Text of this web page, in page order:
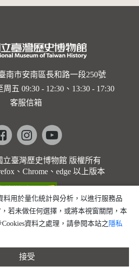
南市安南區長和路一段250號
五 09:30 - 12:30、13:30 - 17:30
客服信箱
Facebookinstagramyoutube
立臺灣歷史博物館 版權所有
、Chrome、edge 以上版本
料用於量化統計與分析，以進行服務品
若未做任何選擇，或將本視窗關閉，本
資料之處理，請參閱本站之 隱私
接受